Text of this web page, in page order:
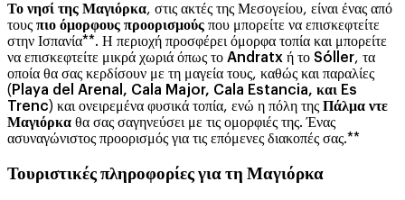
Το νησί της Μαγιόρκα, στις ακτές της Μεσογείου, είναι ένας από
τους πιο όμορφους προορισμούς που μπορείτε να επισκεφτείτε
στην Ισπανία**. Η περιοχή προσφέρει όμορφα τοπία και μπορείτε
να επισκεφτείτε μικρά χωριά όπως το Andratx ή το Sóller, τα
οποία θα σας κερδίσουν με τη μαγεία τους, καθώς και παραλίες
( Playa del Arenal, Cala Major, Cala Estancia, και Es
Trenc) και ονειρεμένα φυσικά τοπία, ενώ η πόλη της Πάλμα ντε
Μαγιόρκα θα σας σαγηνεύσει με τις ομορφιές της. Ένας
ασυναγώνιστος προορισμός για τις επόμενες διακοπές σας.**
Τουριστικές πληροφορίες για τη Μαγιόρκα